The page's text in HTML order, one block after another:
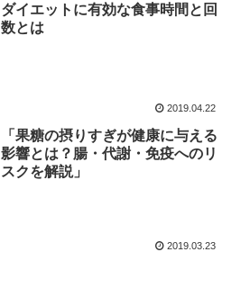
ダイエットに有効な食事時間と回
数とは
2019.04.22
「果糖の摂りすぎが健康に与える
影響とは？腸・代謝・免疫へのリ
スクを解説」
2019.03.23